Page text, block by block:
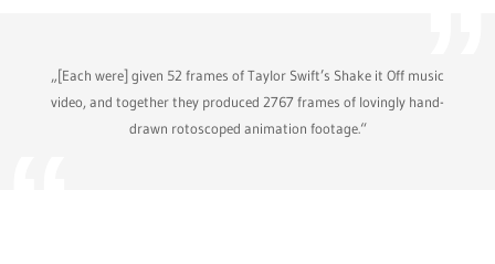
„[Each were] given 52 frames of Taylor Swift’s Shake it Off music
video, and together they produced 2767 frames of lovingly hand-
drawn rotoscoped animation footage.“